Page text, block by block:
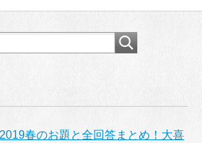
春のお題と全回答まとめ！大喜